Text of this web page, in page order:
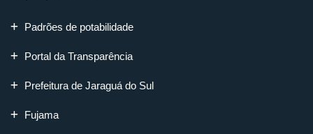
Padrões de potabilidade
Portal da Transparência
Prefeitura de Jaraguá do Sul
Fujama